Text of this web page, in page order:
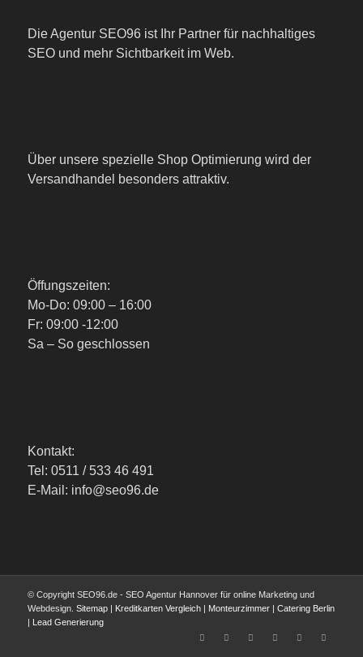
Die Agentur SEO96 ist Ihr Partner für nachhaltiges
SEO und mehr Sichtbarkeit im Web.
Über unsere spezielle Shop Optimierung wird der
Versandhandel besonders attraktiv.
Öffungszeiten:
Mo-Do: 09:00 – 16:00
Fr: 09:00 -12:00
Sa – So geschlossen
Kontakt:
Tel: 0511 / 533 46 491
E-Mail: info@seo96.de
© Copyright SEO96.de - SEO Agentur Hannover für online Marketing und
Webdesign. Sitemap| Kreditkarten Vergleich| Monteurzimmer| Catering Berlin
| Lead Generierung